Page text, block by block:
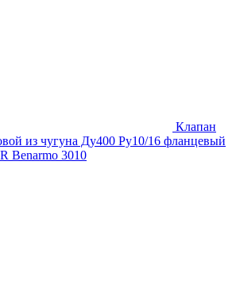
Клапан
из чугуна Ду400 Ру10/16 фланцевый
Benarmo 3010